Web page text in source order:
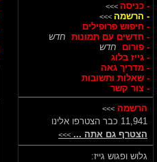
- כניסה >>>
- הרשמה >>>
- חיפוש פרופילים
- חדשים עם תמונות חדש
- פורום
חדש
- גייז בלוג
- מדריך גאה
- שאלות ותשובות
- צור קשר
הרשמה >>>
11,941 כבר הצטרפו אלינו
הצטרף גם אתה ... >>>
גלוש ופגוש גייז: